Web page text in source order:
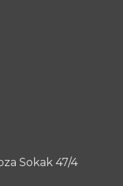
Sokak 47/4